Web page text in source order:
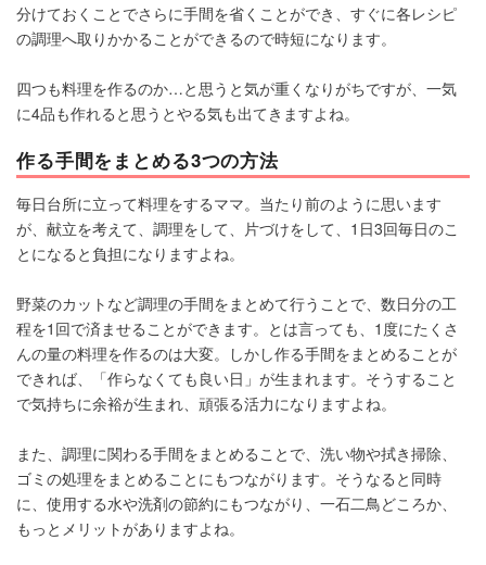
分けておくことでさらに手間を省くことができ、すぐに各レシピ
の調理へ取りかかることができるので時短になります。
四つも料理を作るのか…と思うと気が重くなりがちですが、一気
に4品も作れると思うとやる気も出てきますよね。
作る手間をまとめる3つの方法
毎日台所に立って料理をするママ。当たり前のように思います
が、献立を考えて、調理をして、片づけをして、1日3回毎日のこ
とになると負担になりますよね。
野菜のカットなど調理の手間をまとめて行うことで、数日分の工
程を1回で済ませることができます。とは言っても、1度にたくさ
んの量の料理を作るのは大変。しかし作る手間をまとめることが
できれば、「作らなくても良い日」が生まれます。そうすること
で気持ちに余裕が生まれ、頑張る活力になりますよね。
また、調理に関わる手間をまとめることで、洗い物や拭き掃除、
ゴミの処理をまとめることにもつながります。そうなると同時
に、使用する水や洗剤の節約にもつながり、一石二鳥どころか、
もっとメリットがありますよね。